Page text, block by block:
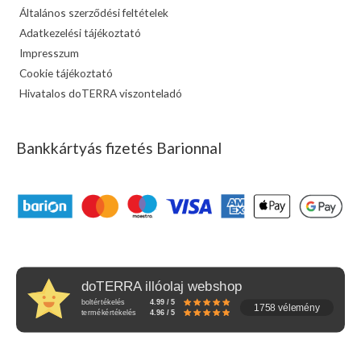
Általános szerződési feltételek
Adatkezelési tájékoztató
Impresszum
Cookie tájékoztató
Hivatalos doTERRA viszonteladó
Bankkártyás fizetés Barionnal
doTERRA illóolaj webshop
boltértékelés
4.99 / 5
termékértékelés
4.96 / 5 1758 vélemény